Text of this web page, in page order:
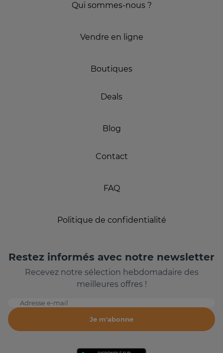
Qui sommes-nous ?
Vendre en ligne
Boutiques
Deals
Blog
Contact
FAQ
Politique de confidentialité
Restez informés avec notre newsletter
Recevez notre sélection hebdomadaire des
meilleures offres !
Adresse e-mail
Je m'abonne